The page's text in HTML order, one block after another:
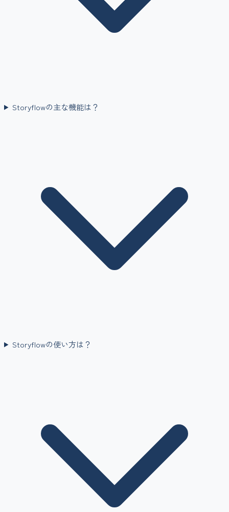
Storyflowの主な機能は？
Storyflowの使い方は？